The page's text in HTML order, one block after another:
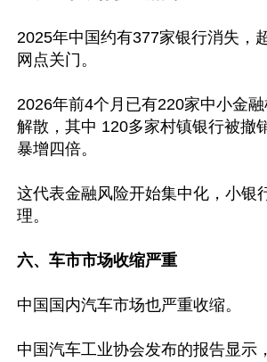
2025年中国约有377家银行消失，
网点关门。
2026年前4个月已有220家中小金
解散，其中 120多家村镇银行被撤
暴增四倍。
这代表金融风险开始集中化，小银
理。
六、车市市场收缩严重
中国国内汽车市场也严重收缩。
中国汽车工业协会发布的报告显示